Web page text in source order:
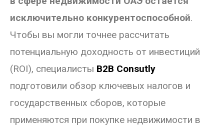
исключительно конкурентоспособной.
Чтобы вы могли точнее рассчитать
потенциальную доходность от инвестиций
(ROI), специалисты B2B Consutly
подготовили обзор ключевых налогов и
государственных сборов, которые
применяются при покупке недвижимости в